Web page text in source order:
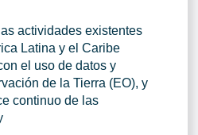
actividades existentes
Latina y el Caribe
el uso de datos y
de la Tierra (EO), y
continuo de las